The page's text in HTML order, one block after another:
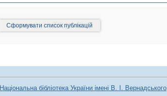
Сформувати список публікацій
Національна бібліотека України імені В. І. Вернадського